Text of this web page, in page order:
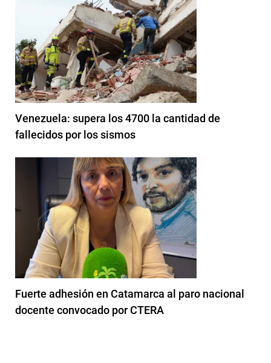
Venezuela: supera los 4700 la cantidad de
fallecidos por los sismos
Fuerte adhesión en Catamarca al paro nacional
docente convocado por CTERA